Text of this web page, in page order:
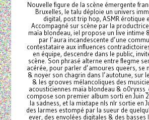
Nouvelle figure de la scène émergente
Bruxelles, le talu déploie un univers
digital, post trip hop, ASMR érotique
Accompagné sur scène par la
maïa blondeau, iel propose un live intime
par l’aura incandescente d’une
contestataire aux influences
en équipe, descendre dans le public,
scène. Son phrasé alterne entre flegme
acérée, pour parler d’amoures queers, se
& noyer son chagrin dans l’autotune, sur
& les grooves mélancoliques des
acousticiennes maïa blondeau &
compose son premier album sorti en Juin
la sadness, et la mixtape nls nlr sortie en
des larmes estompé par la sueur de
ever, des envolées digitales & des basses